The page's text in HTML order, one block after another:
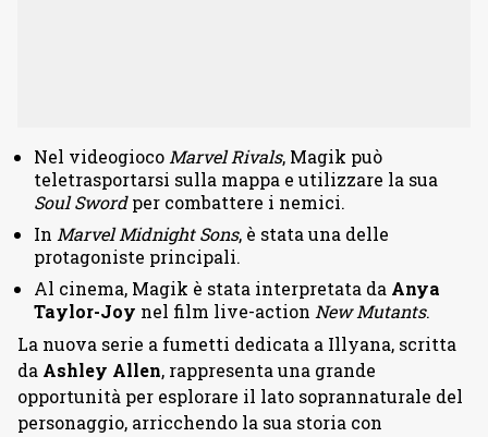
Nel videogioco Marvel Rivals, Magik può
teletrasportarsi sulla mappa e utilizzare la sua
Soul Swordper combattere i nemici.
In Marvel Midnight Sons, è stata una delle
protagoniste principali.
Al cinema, Magik è stata interpretata da Anya
Taylor-Joy nel film live-action New Mutants.
La nuova serie a fumetti dedicata a Illyana, scritta
da Ashley Allen, rappresenta una grande
opportunità per esplorare il lato soprannaturale del
personaggio, arricchendo la sua storia con